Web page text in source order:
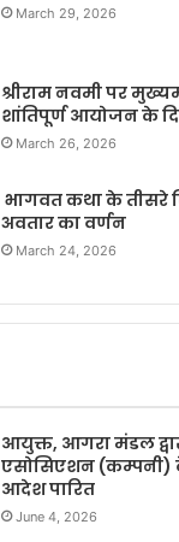
March 29, 2026
श्रीराम नवमी पर
शांतिपूर्ण आयोजन के
March 26, 2026
भागवत कथा के तीसरे
अवतार का वर्णन
March 24, 2026
आयुक्त, आगरा मंडल
एसोसिएशन (कम्पनी)
आदेश पारित
June 4, 2026